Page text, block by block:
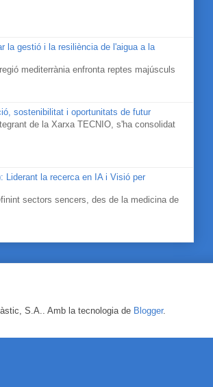
la gestió i la resiliència de l'aigua a la
mediterrània enfronta reptes majúsculs
sostenibilitat i oportunitats de futur
de la Xarxa TECNIO, s'ha consolidat
Liderant la recerca en IA i Visió per
sectors sencers, des de la medicina de
S.A.. Amb la tecnologia de Blogger.